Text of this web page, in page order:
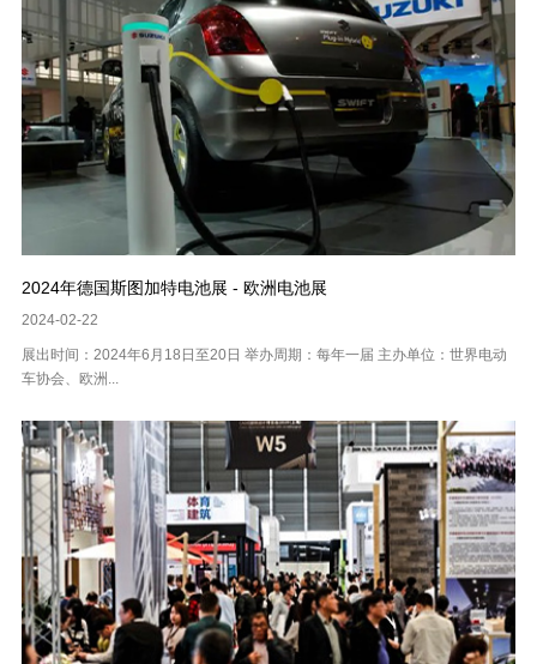
2024年德国斯图加特电池展 - 欧洲电池展
2024-02-22
展出时间：2024年6月18日至20日 举办周期：每年一届 主办单位：世界电动
车协会、欧洲...